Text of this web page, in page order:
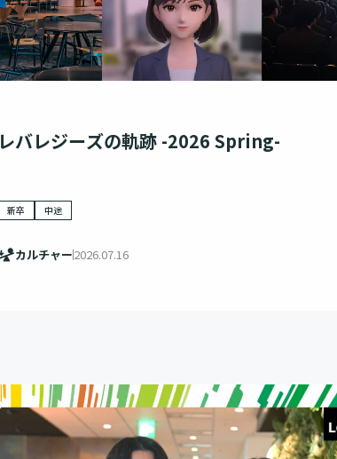
レバレジーズの軌跡 -2026 Spring-
新卒 中途
カルチャー2026.07.16